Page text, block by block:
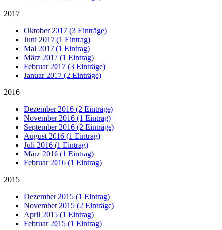
2017
Oktober 2017 (3 Einträge)
Juni 2017 (1 Eintrag)
Mai 2017 (1 Eintrag)
März 2017 (1 Eintrag)
Februar 2017 (3 Einträge)
Januar 2017 (2 Einträge)
2016
Dezember 2016 (2 Einträge)
November 2016 (1 Eintrag)
September 2016 (2 Einträge)
August 2016 (1 Eintrag)
Juli 2016 (1 Eintrag)
März 2016 (1 Eintrag)
Februar 2016 (1 Eintrag)
2015
Dezember 2015 (1 Eintrag)
November 2015 (2 Einträge)
April 2015 (1 Eintrag)
Februar 2015 (1 Eintrag)